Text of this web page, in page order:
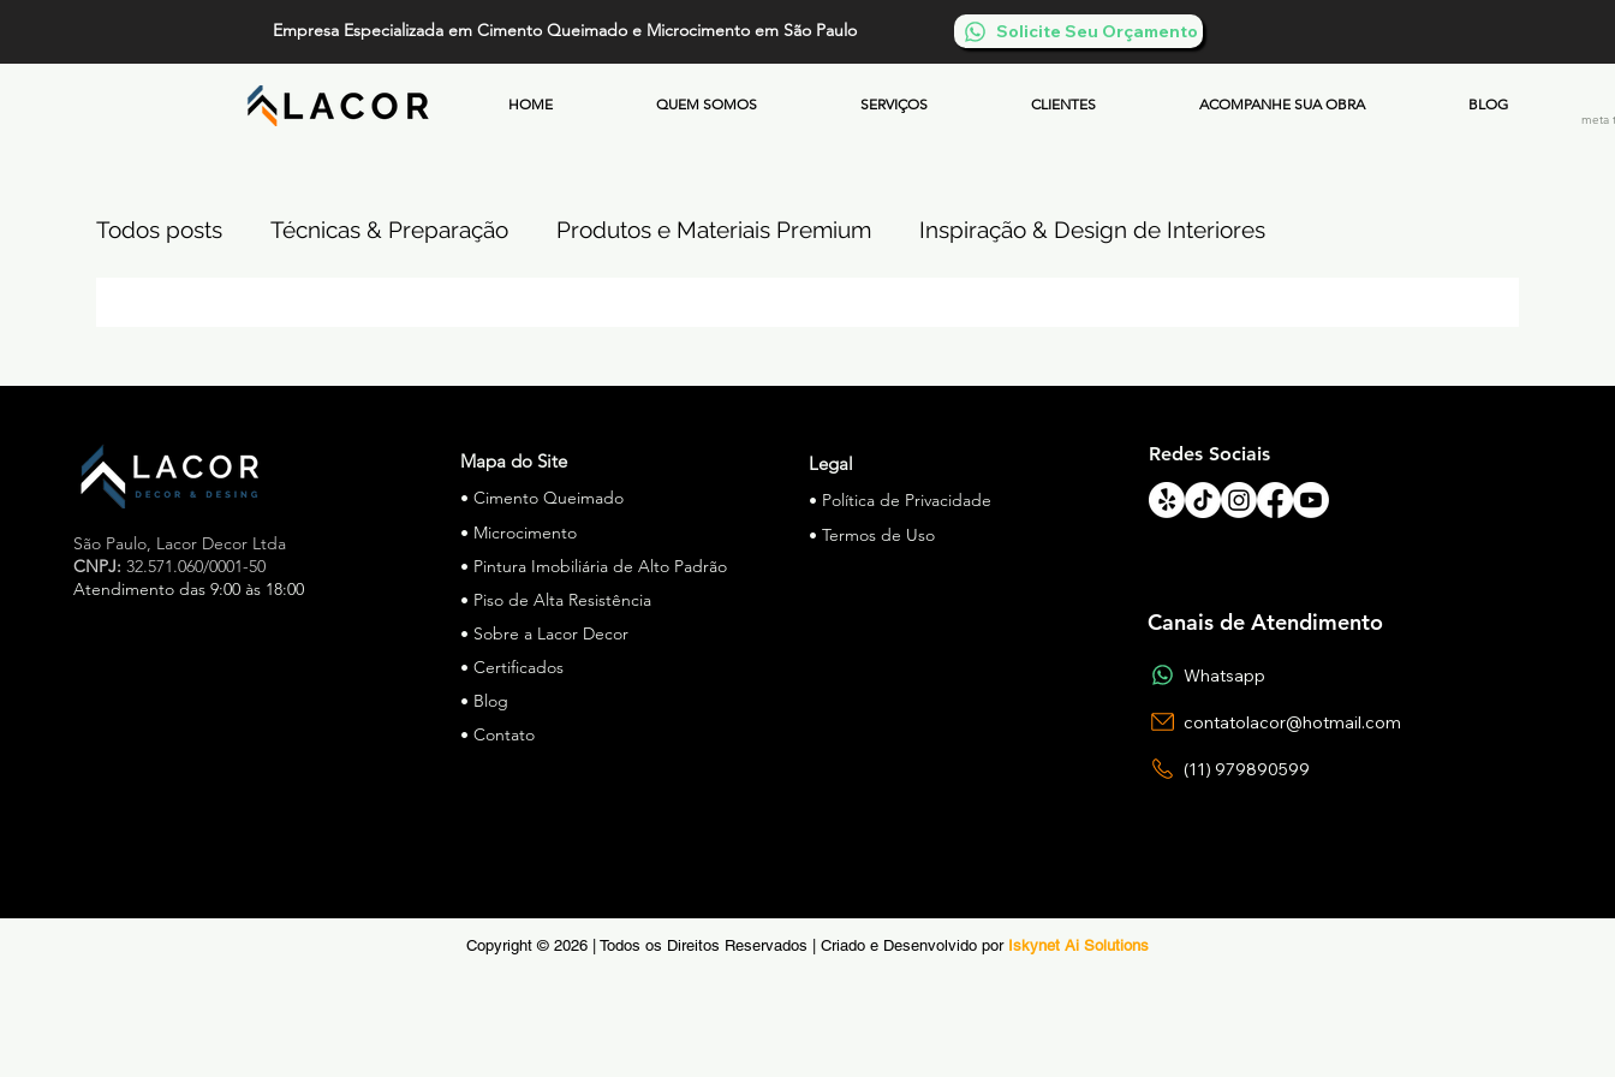
Empresa Especializada em Cimento Queimado e Microcimento em São Paulo Solicite Seu Orçamento
HOME QUEM SOMOS SERVIÇOS CLIENTES ACOMPANHE SUA OBRA BLOG
meta
Todos posts Técnicas & Preparação Produtos e Materiais Premium Inspiração & Design de Interiores
São Paulo, Lacor Decor Ltda
CNPJ: 32.571.060/0001-50
Atendimento das 9:00 às 18:00
Especialista em cimento queimado e microcimento em
São Paulo, a Lacor Decor atua há mais de 15 anos, a
Lacor Decor é especialista em cimento queimado e
microcimento em São Paulo, oferecendo soluções de
alto padrão para pisos e revestimentos. Referência no
Mapa do Site
• Cimento Queimado
• Microcimento
• Pintura Imobiliária de Alto Padrão
• Piso de Alta Resistência
• Sobre a Lacor Decor
• Certificados
• Blog
• Contato
Legal
• Política de Privacidade
• Termos de Uso
Redes Sociais
Canais de Atendimento
Whatsapp
contatolacor@hotmail.com
(11) 979890599
Copyright © 2026 | Todos os Direitos Reservados | Criado e Desenvolvido por Iskynet Ai Solutions